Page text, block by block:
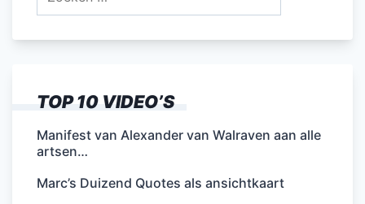
TOP 10 VIDEO’S
Manifest van Alexander van Walraven aan alle
artsen…
Marc’s Duizend Quotes als ansichtkaart